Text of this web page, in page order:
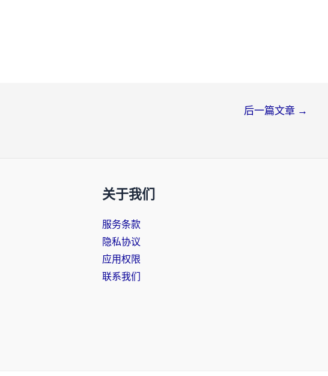
后一篇文章 →
关于我们
服务条款
隐私协议
应用权限
联系我们